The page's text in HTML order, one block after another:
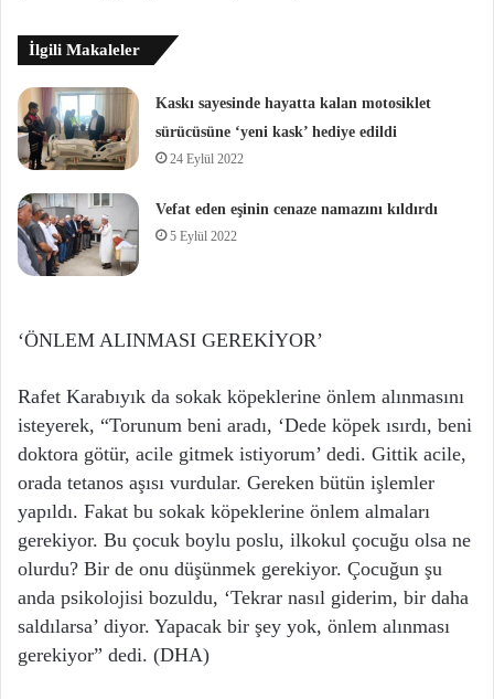
İlgili Makaleler
Kaskı sayesinde hayatta kalan motosiklet
sürücüsüne ‘yeni kask’ hediye edildi
24 Eylül 2022
Vefat eden eşinin cenaze namazını kıldırdı
5 Eylül 2022
‘ÖNLEM ALINMASI GEREKİYOR’
Rafet Karabıyık da sokak köpeklerine önlem alınmasını
isteyerek, “Torunum beni aradı, ‘Dede köpek ısırdı, beni
doktora götür, acile gitmek istiyorum’ dedi. Gittik acile,
orada tetanos aşısı vurdular. Gereken bütün işlemler
yapıldı. Fakat bu sokak köpeklerine önlem almaları
gerekiyor. Bu çocuk boylu poslu, ilkokul çocuğu olsa ne
olurdu? Bir de onu düşünmek gerekiyor. Çocuğun şu
anda psikolojisi bozuldu, ‘Tekrar nasıl giderim, bir daha
saldılarsa’ diyor. Yapacak bir şey yok, önlem alınması
gerekiyor” dedi. (DHA)